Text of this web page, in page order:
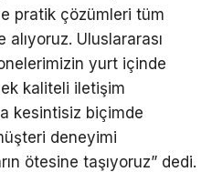
pratik çözümleri tüm
Uluslararası
yurt içinde
kaliteli iletişim
kesintisiz biçimde
deneyimi
ötesine taşıyoruz” dedi.